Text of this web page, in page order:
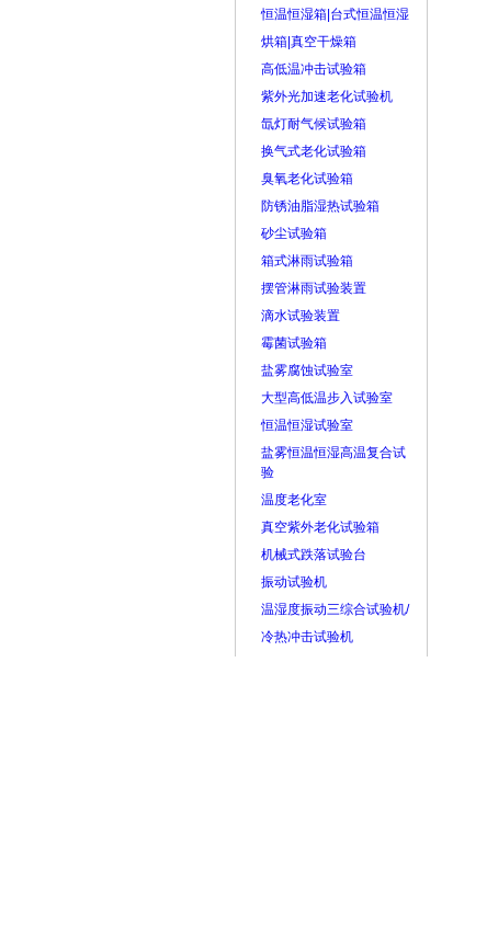
恒温恒湿箱|台式恒温恒湿
烘箱|真空干燥箱
高低温冲击试验箱
紫外光加速老化试验机
氙灯耐气候试验箱
换气式老化试验箱
臭氧老化试验箱
防锈油脂湿热试验箱
砂尘试验箱
箱式淋雨试验箱
摆管淋雨试验装置
滴水试验装置
霉菌试验箱
盐雾腐蚀试验室
大型高低温步入试验室
恒温恒湿试验室
盐雾恒温恒湿高温复合试
验
温度老化室
真空紫外老化试验箱
机械式跌落试验台
振动试验机
温湿度振动三综合试验机/
冷热冲击试验机